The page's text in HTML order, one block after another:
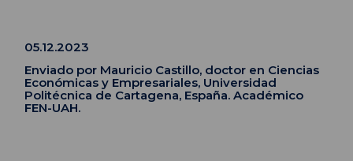
05.12.2023
Enviado por Mauricio Castillo, doctor en Ciencias
Económicas y Empresariales, Universidad
Politécnica de Cartagena, España. Académico
FEN-UAH.